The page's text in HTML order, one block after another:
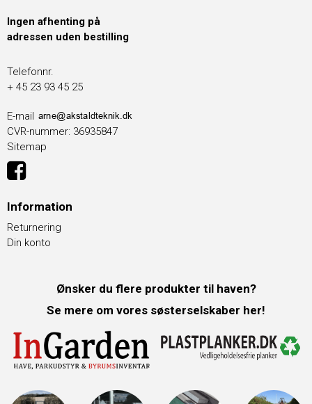
Ingen afhenting på
adressen uden bestilling
Telefonnr.
+ 45 23 93 45 25
E-mail
CVR-nummer: 36935847
Sitemap
Information
Returnering
Din konto
Ønsker du flere produkter til haven?
Se mere om vores søsterselskaber her!